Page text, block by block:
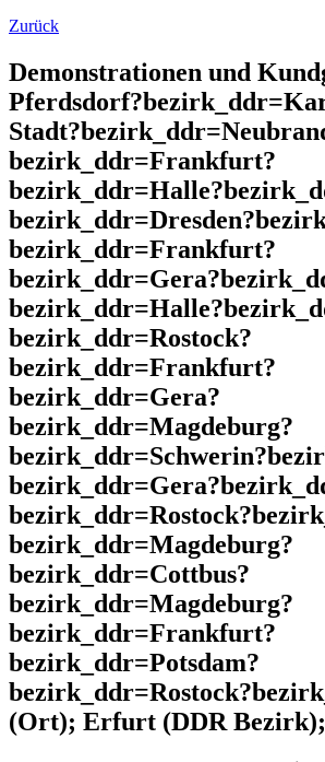
Zurück
Demonstrationen und
bezirk_ddr=Frankfurt?
bezirk_ddr=Frankfurt?
bezirk_ddr=Rostock?
bezirk_ddr=Frankfurt?
bezirk_ddr=Gera?
bezirk_ddr=Magdeburg?
bezirk_ddr=Magdeburg?
bezirk_ddr=Cottbus?
bezirk_ddr=Magdeburg?
bezirk_ddr=Frankfurt?
bezirk_ddr=Potsdam?
(Ort); Erfurt (DDR Bezirk);